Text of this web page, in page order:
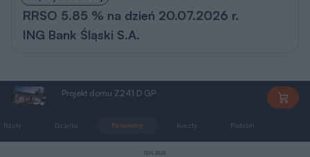
RRSO 5.85 % na dzień 20.07.2026 r.
ING Bank Śląski S.A.
Projekt domu Z241 D GP
Rzuty Działka Parametry Koszty Podobne
REKLAMA